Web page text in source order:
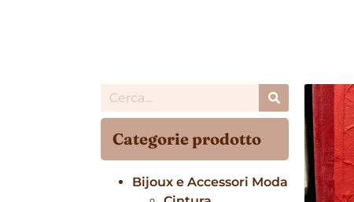
Categorie prodotto
Bijoux e Accessori Moda